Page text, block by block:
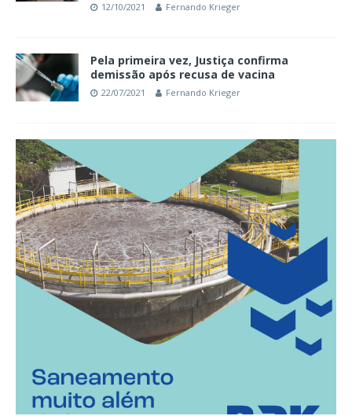
12/10/2021 Fernando Krieger
Pela primeira vez, Justiça confirma
demissão após recusa de vacina
22/07/2021 Fernando Krieger